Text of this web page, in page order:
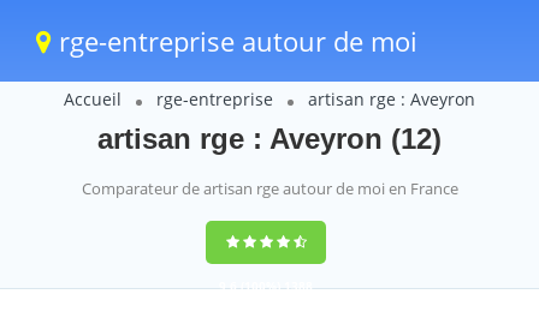
rge-entreprise autour de moi
Accueil rge-entreprise artisan rge : Aveyron
artisan rge : Aveyron (12)
Comparateur de artisan rge autour de moi en France
9,6(100%)1388